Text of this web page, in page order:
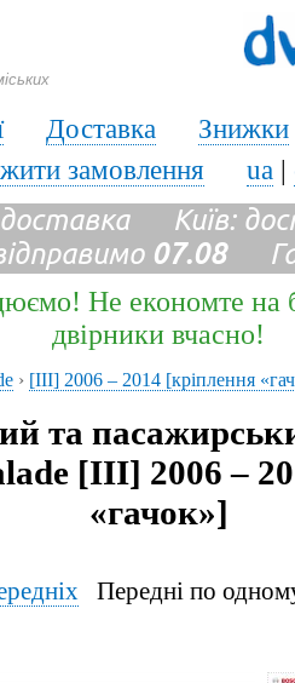
Доставка
Знижки
замовлення ua |
Київ:
07.08
Не економте на
двірники вчасно!
› [III] 2006 – 2014 [кріплення
та
[III] 2006 –
«гачок»]
Передні по